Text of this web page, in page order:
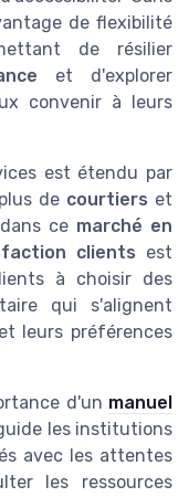
de flexibilité
de résilier
et d'explorer
convenir à leurs
est étendu par
de courtiers et
ce marché en
clients est
à choisir des
qui s'alignent
leurs préférences
d'un manuel
les institutions
avec les attentes
les ressources